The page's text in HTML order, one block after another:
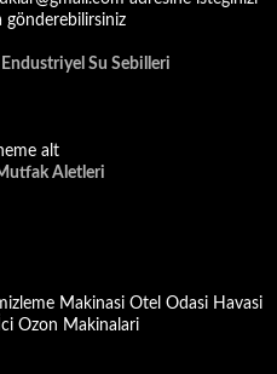
Su Sebilleri
Aletleri